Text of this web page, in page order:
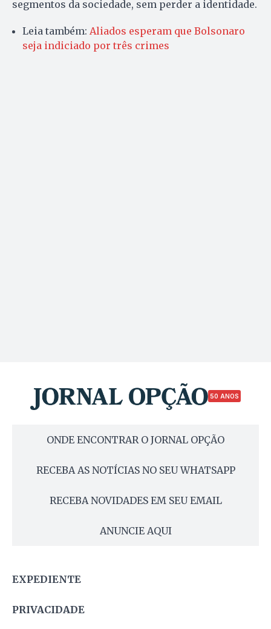
segmentos da sociedade, sem perder a identidade.
Leia também: Aliados esperam que Bolsonaro
seja indiciado por três crimes
50 ANOS
ONDE ENCONTRAR O JORNAL OPÇÃO
RECEBA AS NOTÍCIAS NO SEU WHATSAPP
RECEBA NOVIDADES EM SEU EMAIL
ANUNCIE AQUI
EXPEDIENTE
PRIVACIDADE